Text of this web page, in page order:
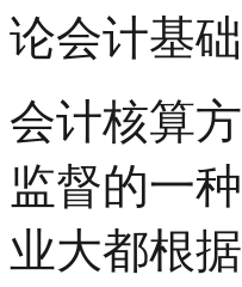
论会计基
会计核算
监督的一
业大都根